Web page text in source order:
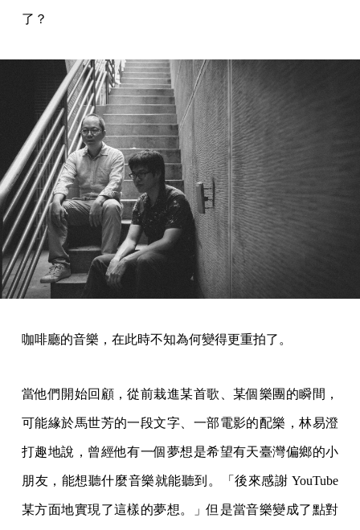
了？
咖啡廳的音樂，在此時不知為何變得更重拍了。
當他們開始回顧，從前栽進某首歌、某個樂團的瞬間，
可能緣於馬世芳的一段文字、一部電影的配樂，林易澄
打趣地說，曾經他有一個夢想是希望有天臺灣偏鄉的小
朋友，能想聽什麼音樂就能聽到。「後來感謝 YouTube
某方面地實現了這樣的夢想。」但是當音樂變成了點對